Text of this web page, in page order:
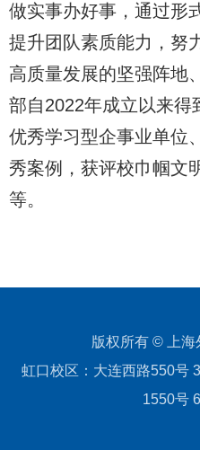
做实事办好事，通过形
提升团队素质能力，努
高质量发展的坚强阵地
部自2022年成立以来得
优秀学习型企事业单位
秀案例，获评校巾帼文
等。
版权所有 © 上海
虹口校区：大连西路550号
1550号